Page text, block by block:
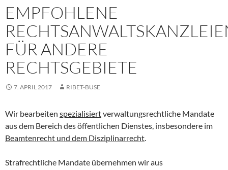
EMPFOHLENE
FÜR ANDERE
RECHTSGEBIETE
7. APRIL 2017 RIBET-BUSE
Wir bearbeiten spezialisiertverwaltungsrechtliche Mandate
aus dem Bereich des öffentlichen Dienstes, insbesondere im
Beamtenrecht und dem Disziplinarrecht.
Strafrechtliche Mandate übernehmen wir aus